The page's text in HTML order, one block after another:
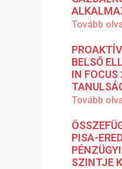
Tovább
BELSŐ
IN
Tovább
PISA-
SZINTJE